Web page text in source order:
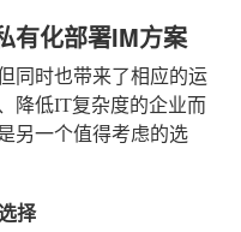
有化部署IM方案
同时也带来了相应的运
降低IT复杂度的企业而
另一个值得考虑的选
择